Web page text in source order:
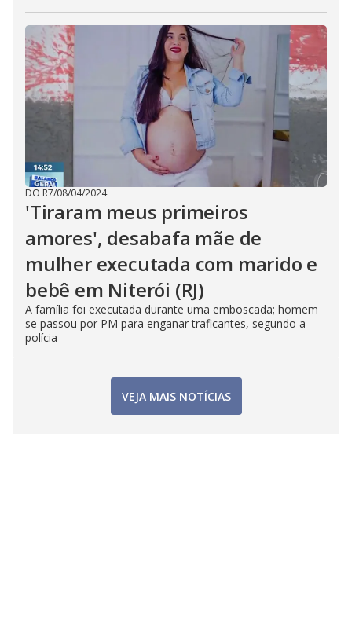
DO R7/08/04/2024
'Tiraram meus primeiros
amores', desabafa mãe de
mulher executada com marido e
bebê em Niterói (RJ)
A família foi executada durante uma emboscada; homem
se passou por PM para enganar traficantes, segundo a
polícia
VEJA MAIS NOTÍCIAS